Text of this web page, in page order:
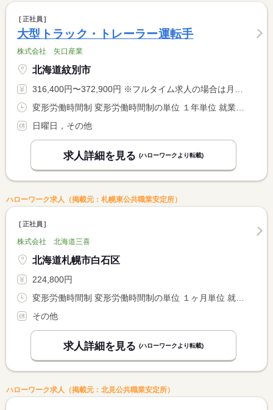
正社員
大型トラック・トレーラー運転手
株式会社 矢口産業
北海道紋別市
316,400円〜372,900円 ※フルタイム求人の場合は月額（換算額）、パート求人の場合は時間額を表示しています。
日曜日，その他
求人詳細を見る (ハローワークより転載)
ハローワーク求人（掲載元：札幌東公共職業安定所）
正社員
株式会社 北海道三喜
北海道札幌市白石区
224,800円
その他
求人詳細を見る (ハローワークより転載)
ハローワーク求人（掲載元：北見公共職業安定所）